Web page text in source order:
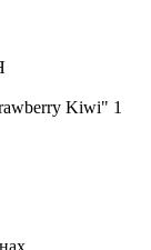
Kiwi" 1